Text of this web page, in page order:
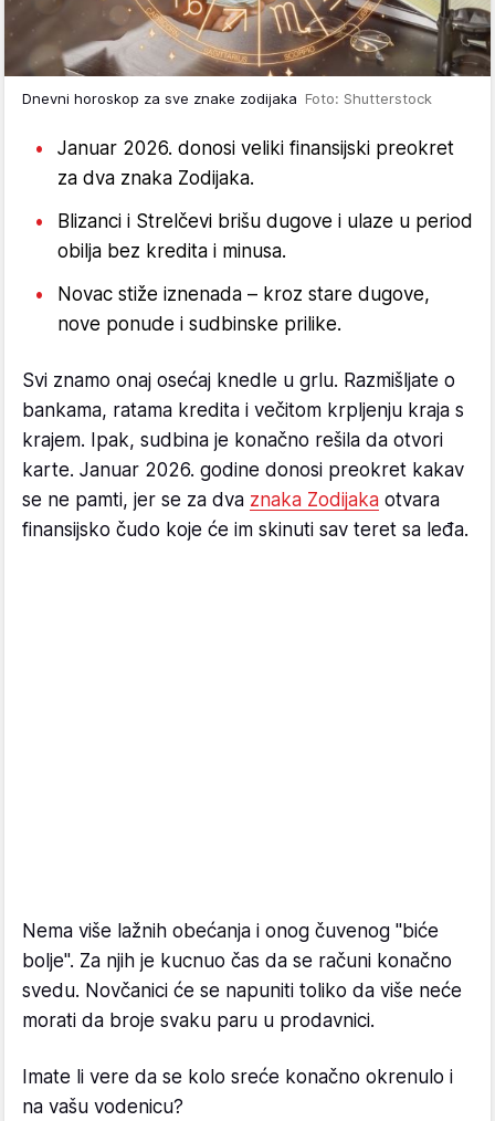
Dnevni horoskop za sve znake zodijaka Foto: Shutterstock
Januar 2026. donosi veliki finansijski preokret
za dva znaka Zodijaka.
Blizanci i Strelčevi brišu dugove i ulaze u period
obilja bez kredita i minusa.
Novac stiže iznenada – kroz stare dugove,
nove ponude i sudbinske prilike.
Svi znamo onaj osećaj knedle u grlu. Razmišljate o
bankama, ratama kredita i večitom krpljenju kraja s
krajem. Ipak, sudbina je konačno rešila da otvori
karte. Januar 2026. godine donosi preokret kakav
se ne pamti, jer se za dva znaka Zodijaka otvara
finansijsko čudo koje će im skinuti sav teret sa leđa.
Nema više lažnih obećanja i onog čuvenog "biće
bolje". Za njih je kucnuo čas da se računi konačno
svedu. Novčanici će se napuniti toliko da više neće
morati da broje svaku paru u prodavnici.
Imate li vere da se kolo sreće konačno okrenulo i
na vašu vodenicu?